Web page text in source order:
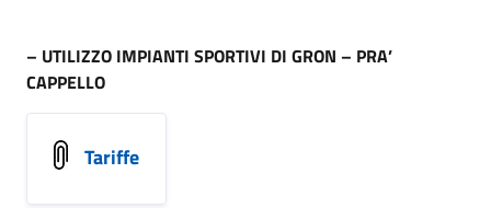
– UTILIZZO IMPIANTI SPORTIVI DI GRON – PRA’
CAPPELLO
Tariffe